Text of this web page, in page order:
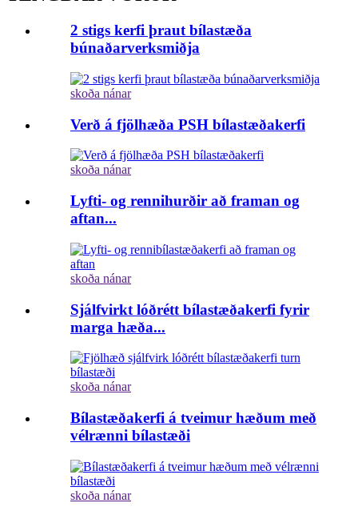
2 stigs kerfi þraut bílastæða
búnaðarverksmiðja
skoða nánar
Verð á fjölhæða PSH bílastæðakerfi
skoða nánar
Lyfti- og rennihurðir að framan og
aftan...
skoða nánar
Sjálfvirkt lóðrétt bílastæðakerfi fyrir
marga hæða...
skoða nánar
Bílastæðakerfi á tveimur hæðum með
vélrænni bílastæði
skoða nánar